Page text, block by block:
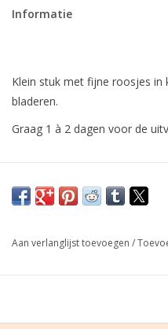
Informatie
Klein stuk met fijne roosjes in
bladeren.
Graag 1 à 2 dagen voor de
Aan verlanglijst toevoegen /